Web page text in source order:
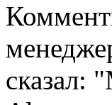
сказал: